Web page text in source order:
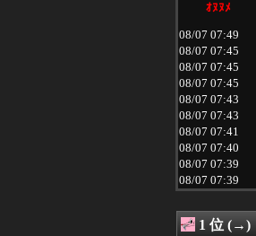
ｵﾇﾇﾒ
08/07 07:49
08/07 07:45
08/07 07:45
08/07 07:45
08/07 07:43
08/07 07:43
08/07 07:41
08/07 07:40
08/07 07:39
08/07 07:39
08/07 07:35
08/07 07:34
1 位 (→)